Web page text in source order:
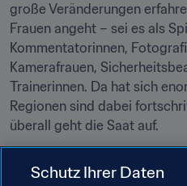
große Veränderungen
Frauen angeht – sei es als
Kommentatorinnen,
Kamerafrauen,
Trainerinnen. Da hat sich
Regionen sind dabei
überall geht die Saat auf.
Sicherheitsbeauftragter
Schutz Ihrer Daten